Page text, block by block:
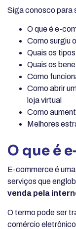
Siga conosco para
O que é e-
Como surgiu
Quais os
Quais os
Como
Como abrir
loja virtual
Como
Melhores
O que é
E-commerce é
serviços que
venda pela
O termo pode ser
comércio